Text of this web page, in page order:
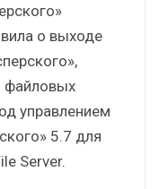
о выходе
файловых
управлением
5.7 для
Server.